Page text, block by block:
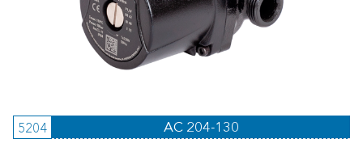
5204 AC 204-130